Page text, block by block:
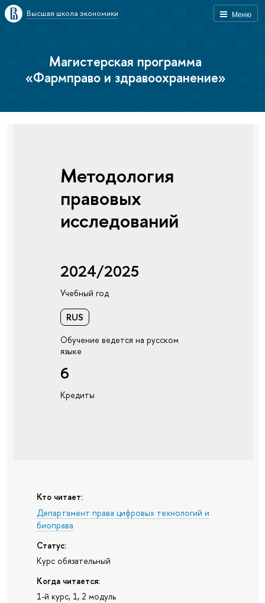
Меню
Высшая школа экономики
Магистерская программа
«Фармправо и здравоохранение»
Методология
правовых
исследований
2024/2025
Учебный год
RUS
Обучение ведется на русском
языке
6
Кредиты
Кто читает:
Департамент права цифровых технологий и
биоправа
Статус:
Курс обязательный
Когда читается:
1-й курс, 1, 2 модуль